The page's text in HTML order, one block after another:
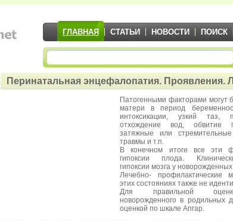
ГЛАВНАЯ СТАТЬИ НОВОСТИ ПОИСК
Перинатальная энцефалопатия. Проявления.
Патогенными факторами могут
матери в период
интоксикации, узкий таз,
отхождение вод, обвитие
затяжные или
травмы и т.п.
В конечном итоге все эти
гипоксии плода.
гипоксии мозга у
Лечебно- профилактические
этих состояниях также не
Для правильной
новорожденного в родильных
оценкой по шкале Апгар.